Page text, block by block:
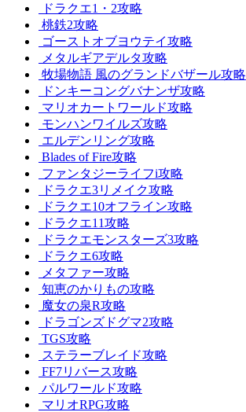
ドラクエ1・2攻略
桃鉄2攻略
ゴーストオブヨウテイ攻略
メタルギアデルタ攻略
牧場物語 風のグランドバザール攻略
ドンキーコングバナンザ攻略
マリオカートワールド攻略
モンハンワイルズ攻略
エルデンリング攻略
Blades of Fire攻略
ファンタジーライフi攻略
ドラクエ3リメイク攻略
ドラクエ10オフライン攻略
ドラクエ11攻略
ドラクエモンスターズ3攻略
ドラクエ6攻略
メタファー攻略
知恵のかりもの攻略
魔女の泉R攻略
ドラゴンズドグマ2攻略
TGS攻略
ステラーブレイド攻略
FF7リバース攻略
パルワールド攻略
マリオRPG攻略